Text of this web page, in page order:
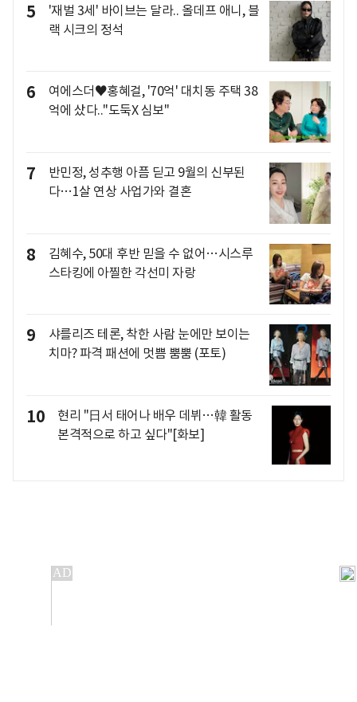
5
'재벌 3세' 바이브는 달라.. 올데프 애니, 블
랙 시크의 정석
6
여에스더♥홍혜걸, '70억' 대치동 주택 38
억에 샀다.."도둑X 심보"
7
반민정, 성추행 아픔 딛고 9월의 신부된
다…1살 연상 사업가와 결혼
8
김혜수, 50대 후반 믿을 수 없어…시스루
스타킹에 아찔한 각선미 자랑
9
샤를리즈 테론, 착한 사람 눈에만 보이는
치마? 파격 패션에 멋쁨 뿜뿜 (포토)
10
현리 "日서 태어나 배우 데뷔…韓 활동
본격적으로 하고 싶다"[화보]